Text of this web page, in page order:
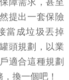
障需求，甚至
提出一套保險
當成垃圾丟掉
頭規劃，以業
適合這種規劃
換一個吧！